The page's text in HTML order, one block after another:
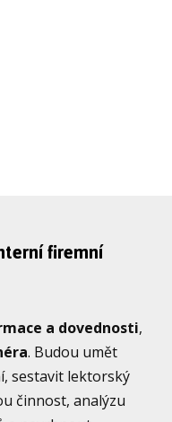
firemní
a dovednosti,
. Budou umět
sestavit lektorský
činnost, analýzu